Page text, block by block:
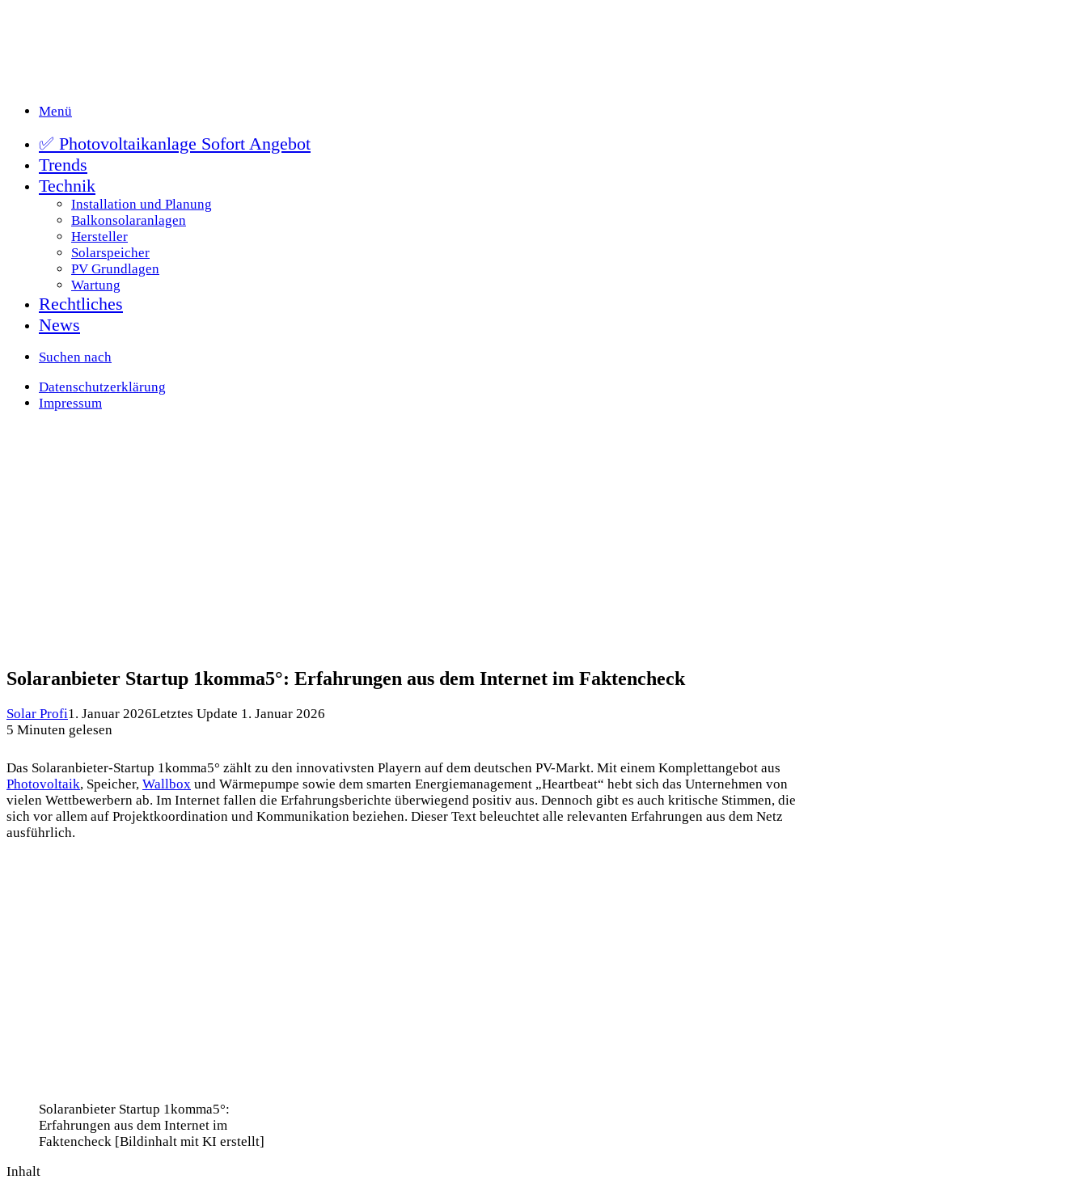
Menü
✅ Photovoltaikanlage Sofort Angebot
Trends
Technik
Installation und Planung
Balkonsolaranlagen
Hersteller
Solarspeicher
PV Grundlagen
Wartung
Rechtliches
News
Suchen nach
Datenschutzerklärung
Impressum
Solaranbieter Startup 1komma5°: Erfahrungen aus dem Internet im Faktencheck
Solar Profi1. Januar 2026Letztes Update 1. Januar 2026
5 Minuten gelesen
Das Solaranbieter-Startup 1komma5° zählt zu den innovativsten Playern auf dem deutschen PV-Markt. Mit einem Komplettangebot aus
Photovoltaik, Speicher, Wallbox und Wärmepumpe sowie dem smarten Energiemanagement „Heartbeat“ hebt sich das Unternehmen von
vielen Wettbewerbern ab. Im Internet fallen die Erfahrungsberichte überwiegend positiv aus. Dennoch gibt es auch kritische Stimmen, die
sich vor allem auf Projektkoordination und Kommunikation beziehen. Dieser Text beleuchtet alle relevanten Erfahrungen aus dem Netz
ausführlich.
Solaranbieter Startup 1komma5°:
Erfahrungen aus dem Internet im
Faktencheck [Bildinhalt mit KI erstellt]
Inhalt